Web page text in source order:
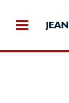
springen